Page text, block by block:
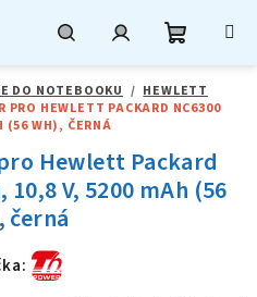
DO NOTEBOOKU / HEWLETT
PRO HEWLETT PACKARD NC6300
(56 WH), ČERNÁ
Hewlett Packard
V, 5200 mAh (56
černá